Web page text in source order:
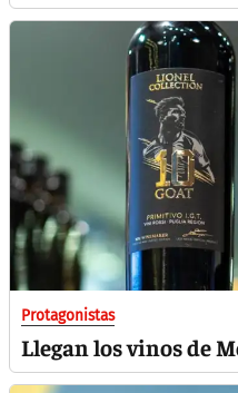
Protagonistas
Llegan los vinos de